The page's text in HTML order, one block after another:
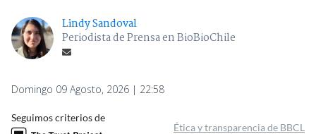
Lindy Sandoval
Periodista de Prensa en BioBioChile
Domingo 09 Agosto, 2026 | 22:58
Seguimos criterios de
Ética y transparencia de BBCL